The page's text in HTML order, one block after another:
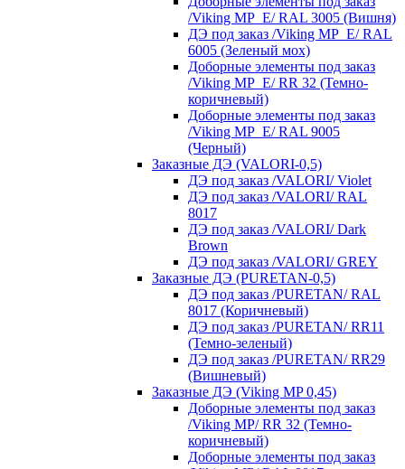
/Viking MP_E/ RAL 3005 (Вишня)
ДЭ под заказ /Viking MP_E/ RAL
6005 (Зеленый мох)
Доборные элементы под заказ
/Viking MP_E/ RR 32 (Темно-
коричневый)
Доборные элементы под заказ
/Viking MP_E/ RAL 9005
(Черный)
Заказные ДЭ (VALORI-0,5)
ДЭ под заказ /VALORI/ Violet
ДЭ под заказ /VALORI/ RAL
8017
ДЭ под заказ /VALORI/ Dark
Brown
ДЭ под заказ /VALORI/ GREY
Заказные ДЭ (PURETAN-0,5)
ДЭ под заказ /PURETAN/ RAL
8017 (Коричневый)
ДЭ под заказ /PURETAN/ RR11
(Темно-зеленый)
ДЭ под заказ /PURETAN/ RR29
(Вишневый)
Заказные ДЭ (Viking MP 0,45)
Доборные элементы под заказ
/Viking MP/ RR 32 (Темно-
коричневый)
Доборные элементы под заказ